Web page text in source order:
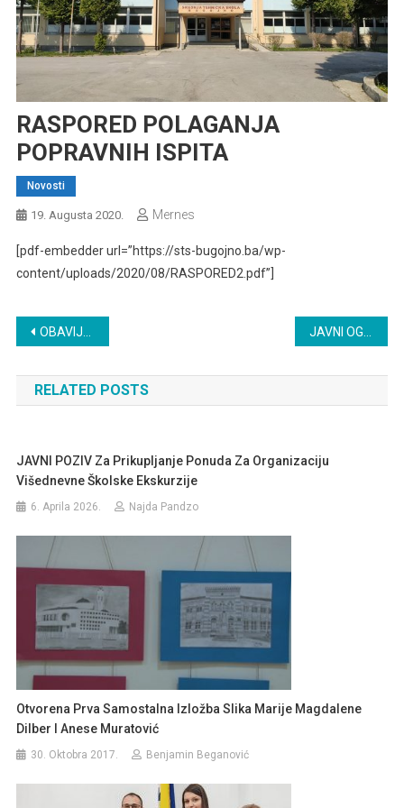
RASPORED POLAGANJA
POPRAVNIH ISPITA
Novosti
19. Augusta 2020. Mernes
[pdf-embedder url=”https://sts-bugojno.ba/wp-
content/uploads/2020/08/RASPORED2.pdf”]
Navigacija
članaka
OBAVIJEST ZA UČENIKE KOJI SU POSLATI NA POPRAVNI ISPIT
RELATED POSTS
JAVNI POZIV Za Prikupljanje Ponuda Za Organizaciju
Višednevne Školske Ekskurzije
6. Aprila 2026. Najda Pandzo
Otvorena Prva Samostalna Izložba Slika Marije Magdalene
Dilber I Anese Muratović
30. Oktobra 2017. Benjamin Beganović